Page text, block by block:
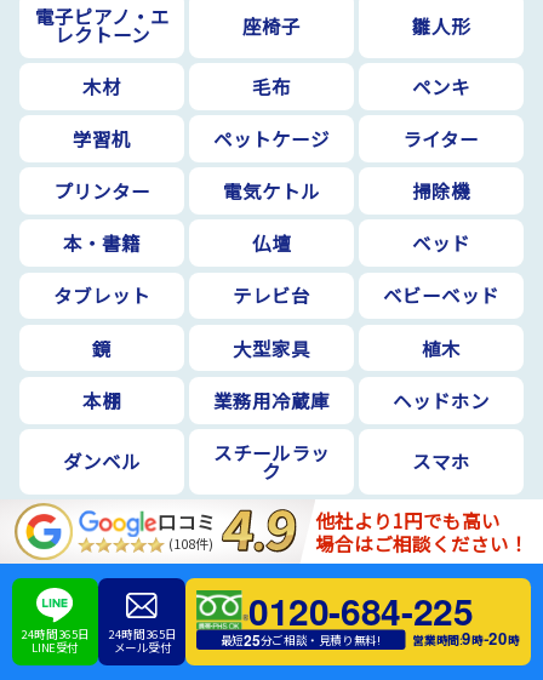
電子ピアノ・エ
レクトーン 座椅子 雛人形
木材 毛布
ペンキ
学習机
ペットケージ
ライター
プリンター
電気ケトル
掃除機
本・書籍
仏壇
ベッド
タブレット
テレビ台
ベビーベッド
鏡
大型家具
植木
本棚
業務用冷蔵庫 ヘッドホン
ダンベル スチールラッ
ク スマホ
テーブル スピーカー タンス
こたつ(コタツ) ゴミ箱 スキー板・ス
オフィスチェ
ア
マッサージチ
ェア
チャイルドシ
ート
口コミ
(108件)
他社より1円でも高い
場合はご相談ください！
24時間365日
LINE受付
24時間365日
メール受付
0120-684-225
最短25分ご相談・見積り無料! 営業時間:9時-20時